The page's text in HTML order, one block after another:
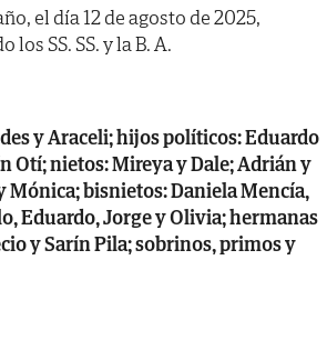
el día 12 de agosto de 2025,
SS. SS. y la B. A.
y Araceli; hijos políticos: Eduardo
Otí; nietos: Mireya y Dale; Adrián y
Mónica; bisnietos: Daniela Mencía,
Eduardo, Jorge y Olivia; hermanas
y Sarín Pila; sobrinos, primos y